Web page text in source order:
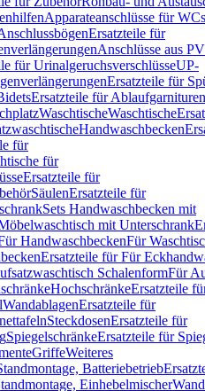
Apparateanschlüsse für
Ersatzteile für
Anschlüsse aus
für UrinalgeruchsverschlüsseUP-
Ersatzteile für
Ersatzteile für
WaschtischeWaschtische
Handwaschbecken
für
für
Ersatzteile für
SäulenErsatzteile für
Sets Handwaschbecken mit
mit Unterschrank
HandwaschbeckenFür
Ersatzteile für Für
SchalenformFür
HochschränkeErsatzteile
WandablagenErsatzteile für
SteckdosenErsatzteile für
SpiegelschränkeErsatzteile für
GriffeWeiteres
Batteriebetrieb
Einhebelmischer